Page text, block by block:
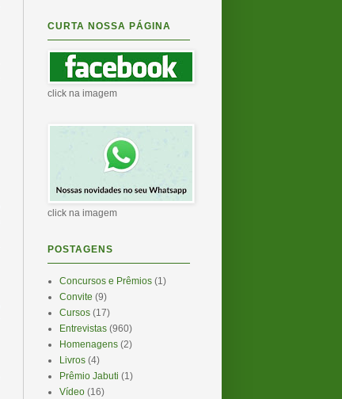
CURTA NOSSA PÁGINA
click na imagem
click na imagem
POSTAGENS
Concursos e Prêmios (1)
Convite (9)
Cursos (17)
Entrevistas (960)
Homenagens (2)
Livros (4)
Prêmio Jabuti (1)
Vídeo (16)